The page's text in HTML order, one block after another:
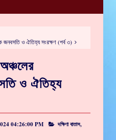
জনবসতি ও ঐতিহ্য সংরক্ষণ (পর্ব ৩)
ও ঐতিহ্য
04:26:00 PM দক্ষিণা বাতাস,